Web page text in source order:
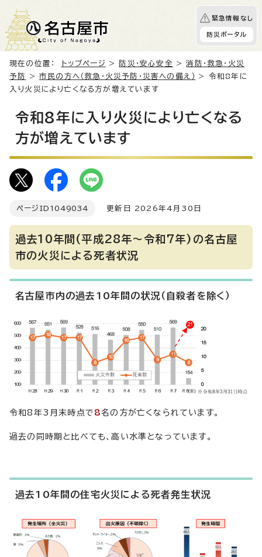
緊急情報なし
防災ポータル
現在の位置： トップページ > 防災・安心安全 >消防・救急・火災
予防
>市民の方へ（救急・火災予防・災害への備え）
> 令和8年に
入り火災により亡くなる方が増えています
令和8年に入り火災により亡くなる
方が増えています
ページID 1049034 更新日 2026年4月30日
過去10年間(平成28年～令和7年)の名古屋
市の火災による死者状況
名古屋市内の過去10年間の状況（自殺者を除く）
令和8年3月末時点で 8名の方が亡くなられています。
過去の同時期と比べても、高い水準となっています。
過去10年間の住宅火災による死者発生状況